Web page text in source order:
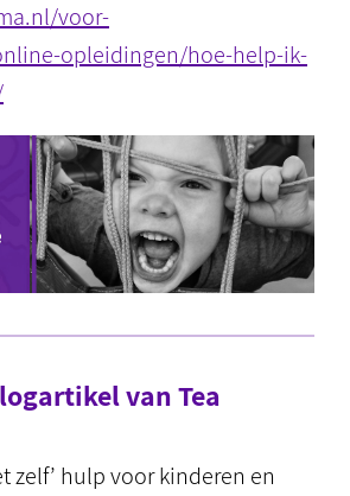
voor-
opleidingen/hoe-help-ik-
van Tea
zelf’ hulp voor kinderen en